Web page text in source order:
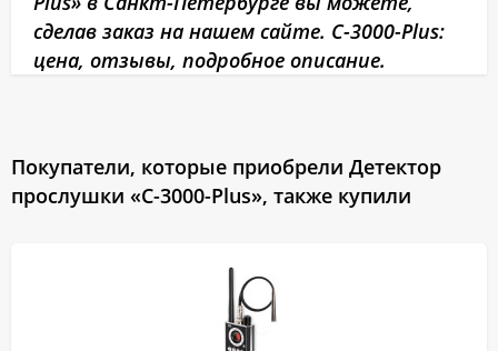
сделав заказ на нашем сайте. C-3000-Plus:
цена, отзывы, подробное описание.
Покупатели, которые приобрели Детектор
прослушки «C-3000-Plus», также купили